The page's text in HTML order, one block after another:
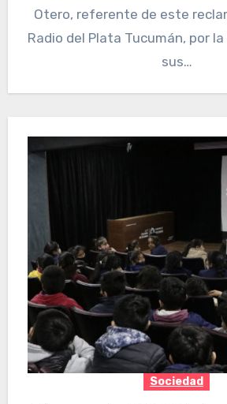
Otero, referente de este
Radio del Plata Tucumán, por
sus…
Sociedad